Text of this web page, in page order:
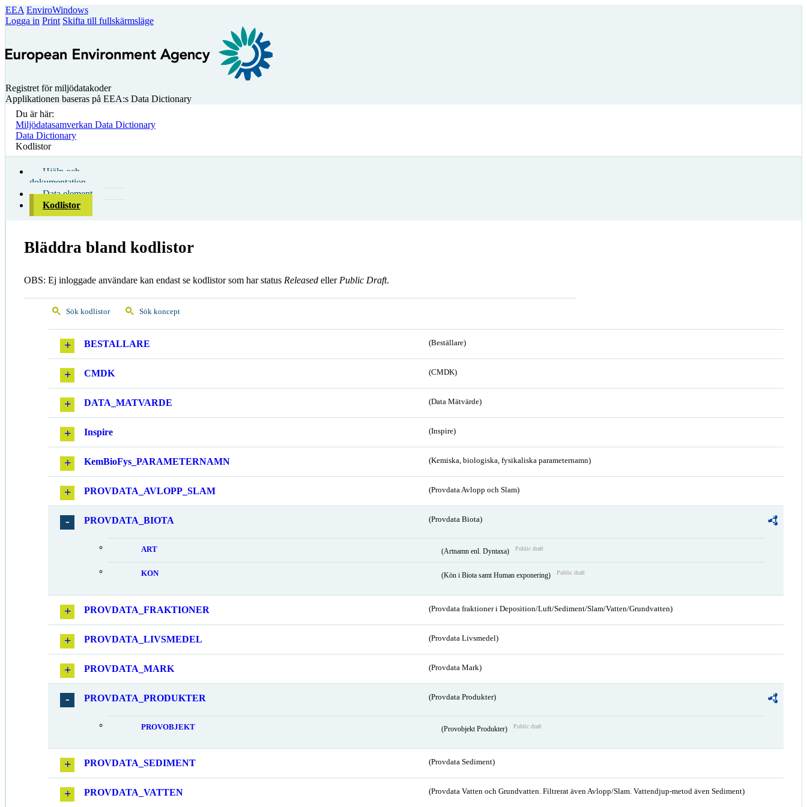
EEA EnviroWindows
Logga in Print Skifta till fullskärmsläge
Registret för miljödatakoder
Applikationen baseras på EEA:s Data Dictionary
Du är här:
Miljödatasamverkan Data Dictionary
Data Dictionary
Kodlistor
Hjälp och
dokumentation
Data element
Kodlistor
Bläddra bland kodlistor
OBS: Ej inloggade användare kan endast se kodlistor som har status Released eller Public Draft.
Sök kodlistor Sök koncept
BESTALLARE (Beställare)
CMDK (CMDK)
DATA_MATVARDE (Data Mätvärde)
Inspire (Inspire)
KemBioFys_PARAMETERNAMN (Kemiska, biologiska, fysikaliska parameternamn)
PROVDATA_AVLOPP_SLAM (Provdata Avlopp och Slam)
PROVDATA_BIOTA (Provdata Biota)
ART (Artnamn enl. Dyntaxa) Public draft
KON (Kön i Biota samt Human exponering) Public draft
PROVDATA_FRAKTIONER (Provdata fraktioner i Deposition/Luft/Sediment/Slam/Vatten/Grundvatten)
PROVDATA_LIVSMEDEL (Provdata Livsmedel)
PROVDATA_MARK (Provdata Mark)
PROVDATA_PRODUKTER (Provdata Produkter)
PROVOBJEKT (Provobjekt Produkter) Public draft
PROVDATA_SEDIMENT (Provdata Sediment)
PROVDATA_VATTEN (Provdata Vatten och Grundvatten. Filtrerat även Avlopp/Slam. Vattendjup-metod även Sediment)